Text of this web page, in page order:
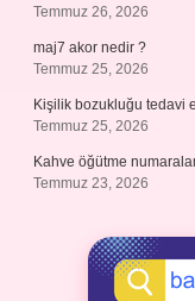
Temmuz 26, 2026
maj7 akor nedir ?
Temmuz 25, 2026
Kişilik bozukluğu tedavi
Temmuz 25, 2026
Kahve öğütme
Temmuz 23, 2026